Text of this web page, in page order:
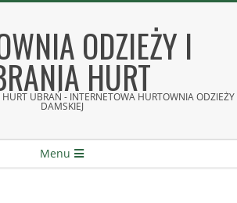
ODZIEŻY I
HURT
HURT UBRAŃ - INTERNETOWA HURTOWNIA ODZIEŻY
DAMSKIEJ
Menu